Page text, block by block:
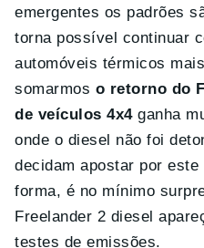
emergentes os padrões
torna possível continuar
automóveis térmicos
somarmos o retorno do
de veículos 4x4ganha
onde o diesel não foi
decidam apostar por
forma, é no mínimo
Freelander 2 diesel
testes de emissões.